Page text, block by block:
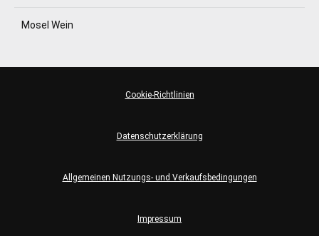
Mosel Wein
Impressum
Allgemeinen Nutzungs- und Verkaufsbedingungen
Datenschutzerklärung
Cookie-Richtlinien